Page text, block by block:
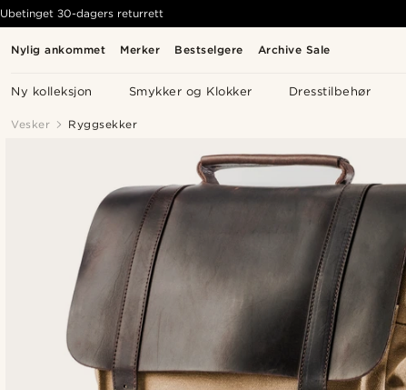
Nylig ankommet Merker Bestselgere Archive Sale
Ny kolleksjon Smykker og Klokker Dresstilbehør
Ubetinget 30-dagers returrett
Vesker Ryggsekker